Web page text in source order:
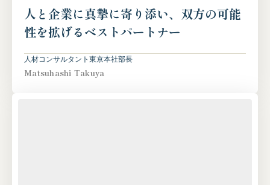
人と企業に真摯に寄り添い、双方の可能
性を拡げるベストパートナー
人材コンサルタント東京本社部長
Matsuhashi Takuya